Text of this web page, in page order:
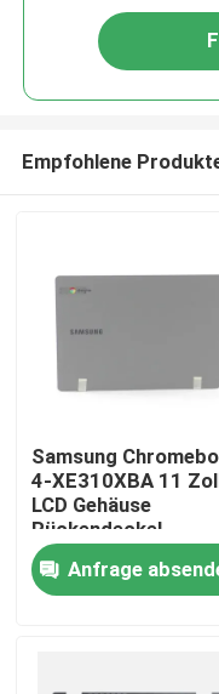
Empfohlene
Samsung
4-XE310XBA 11
LCD Gehäuse
Rückendeckel
Dunkelgrau BA98-
01974BAnfrage